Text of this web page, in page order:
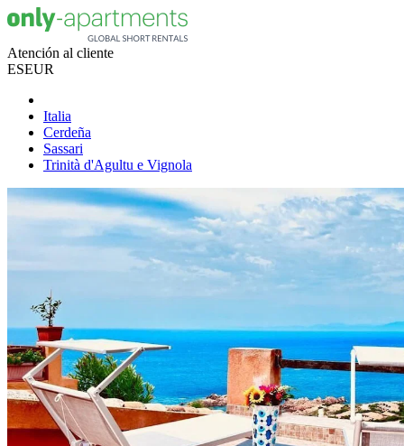
Atención al cliente
ESEUR
Italia
Cerdeña
Sassari
Trinità d'Agultu e Vignola